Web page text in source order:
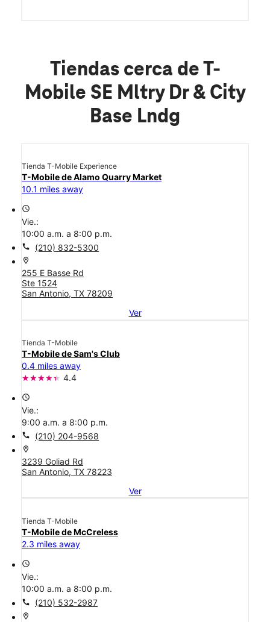
Tiendas cerca de T-
Mobile SE Mltry Dr & City
Base Lndg
Tienda T-Mobile Experience
T-Mobile de Alamo Quarry Market
10.1 miles away
access_time
Vie.:
10:00 a.m. a 8:00 p.m.
call (210) 832-5300
location_on
255 E Basse Rd
Ste 1524
San Antonio, TX 78209
Ver
Tienda T-Mobile
T-Mobile de Sam's Club
0.4 miles away
4.4
access_time
Vie.:
9:00 a.m. a 8:00 p.m.
call (210) 204-9568
location_on
3239 Goliad Rd
San Antonio, TX 78223
Ver
Tienda T-Mobile
T-Mobile de McCreless
2.3 miles away
access_time
Vie.:
10:00 a.m. a 8:00 p.m.
call (210) 532-2987
location_on